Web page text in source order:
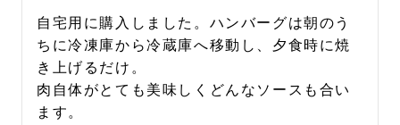
自宅用に購入しました。ハンバーグは朝のう
ちに冷凍庫から冷蔵庫へ移動し、夕食時に焼
き上げるだけ。
肉自体がとても美味しくどんなソースも合い
ます。